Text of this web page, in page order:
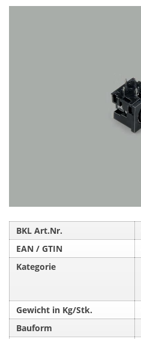
BKL Art.Nr.
EAN / GTIN
Kategorie
Gewicht in Kg/Stk.
Bauform